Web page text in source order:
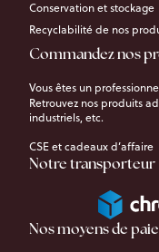
Conservation et stockage
Recyclabilité de nos
Commandez nos
Vous êtes un
Retrouvez nos produits
industriels, etc.
CSE et cadeaux d’affaire
Notre transporteur
Nos moyens de